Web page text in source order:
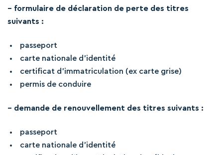
– formulaire de déclaration de perte des titres
suivants :
passeport
carte nationale d’identité
certificat d’immatriculation (ex carte grise)
permis de conduire
– demande de renouvellement des titres suivants :
passeport
carte nationale d’identité